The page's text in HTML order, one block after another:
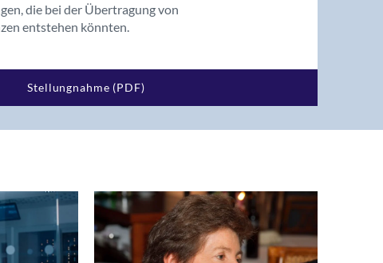
die bei der Übertragung von
entstehen könnten.
Stellungnahme (PDF)